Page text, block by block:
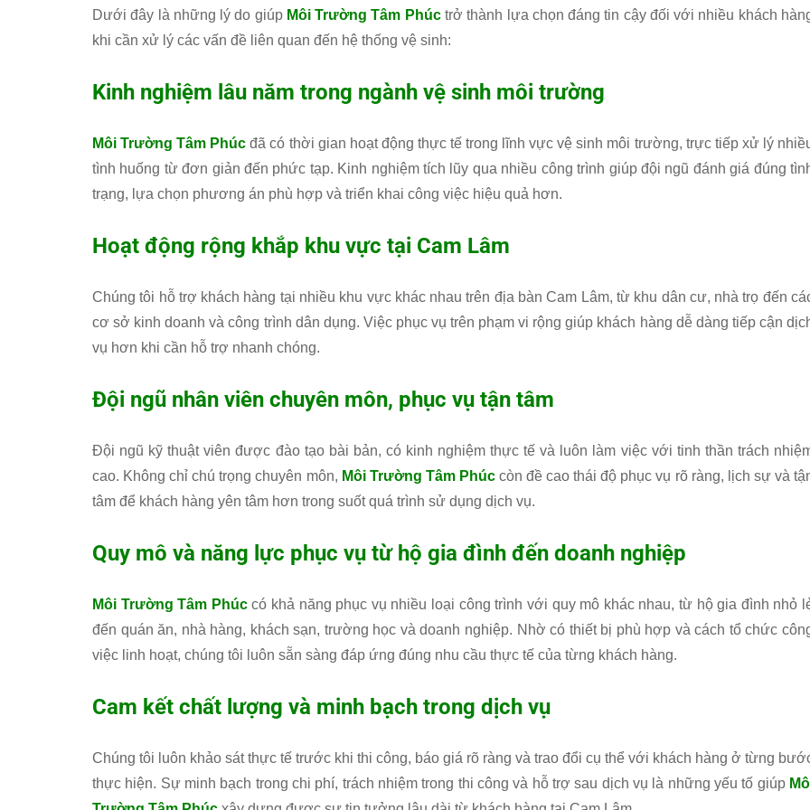
Dưới đây là những lý do giúp Môi Trường Tâm Phúctrở thành lựa chọn đáng tin cậy đối với nhiều khách
khi cần xử lý các vấn đề liên quan đến hệ thống vệ sinh:
Kinh nghiệm lâu năm trong ngành vệ sinh môi trường
Môi Trường Tâm Phúc đã có thời gian hoạt động thực tế trong lĩnh vực vệ sinh môi trường, trực tiếp xử lý
tình huống từ đơn giản đến phức tạp. Kinh nghiệm tích lũy qua nhiều công trình giúp đội ngũ đánh giá đúng
trạng, lựa chọn phương án phù hợp và triển khai công việc hiệu quả hơn.
Hoạt động rộng khắp khu vực tại Cam Lâm
Chúng tôi hỗ trợ khách hàng tại nhiều khu vực khác nhau trên địa bàn Cam Lâm, từ khu dân cư, nhà trọ đến
cơ sở kinh doanh và công trình dân dụng. Việc phục vụ trên phạm vi rộng giúp khách hàng dễ dàng tiếp cận
vụ hơn khi cần hỗ trợ nhanh chóng.
Đội ngũ nhân viên chuyên môn, phục vụ tận tâm
Đội ngũ kỹ thuật viên được đào tạo bài bản, có kinh nghiệm thực tế và luôn làm việc với tinh thần trách
cao. Không chỉ chú trọng chuyên môn, Môi Trường Tâm Phúccòn đề cao thái độ phục vụ rõ ràng, lịch sự và
tâm để khách hàng yên tâm hơn trong suốt quá trình sử dụng dịch vụ.
Quy mô và năng lực phục vụ từ hộ gia đình đến doanh nghiệp
Môi Trường Tâm Phúccó khả năng phục vụ nhiều loại công trình với quy mô khác nhau, từ hộ gia đình nhỏ
đến quán ăn, nhà hàng, khách sạn, trường học và doanh nghiệp. Nhờ có thiết bị phù hợp và cách tổ chức
việc linh hoạt, chúng tôi luôn sẵn sàng đáp ứng đúng nhu cầu thực tế của từng khách hàng.
Cam kết chất lượng và minh bạch trong dịch vụ
Chúng tôi luôn khảo sát thực tế trước khi thi công, báo giá rõ ràng và trao đổi cụ thể với khách hàng ở từng
thực hiện. Sự minh bạch trong chi phí, trách nhiệm trong thi công và hỗ trợ sau dịch vụ là những yếu tố giúp